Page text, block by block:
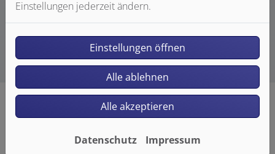
wirklich mehr. Mehr Komfort. Mehr Design. Mehr
DIE WASSERFUNKTIONEN IM
Einstellungen jederzeit ändern.
Einstellungen öffnen
Alle ablehnen
Alle akzeptieren
Datenschutz Impressum